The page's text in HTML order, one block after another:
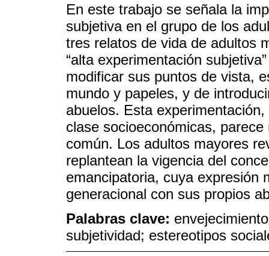
En este trabajo se señala la
subjetiva en el grupo de los
tres relatos de vida de adultos
“alta experimentación
modificar sus puntos de vista,
mundo y papeles, y de
abuelos. Esta
clase socioeconómicas,
común. Los adultos mayores
replantean la vigencia del
emancipatoria, cuya expresión
generacional con sus propios
Palabras clave:
subjetividad; estereotipos